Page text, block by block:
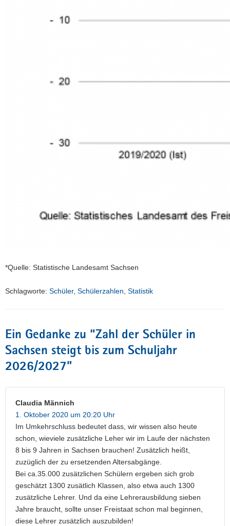
*Quelle: Statistische Landesamt Sachsen
Schlagworte: Schüler, Schülerzahlen Statistik
Ein Gedanke zu “Zahl der Schüler in
Sachsen steigt bis zum Schuljahr
2026/2027”
Claudia Männich
1. Oktober 2020 um 20:20 Uhr
Im Umkehrschluss bedeutet dass, wir wissen also heute
schon, wieviele zusätzliche Leher wir im Laufe der nächsten
8 bis 9 Jahren in Sachsen brauchen! Zusätzlich heißt,
zuzüglich der zu ersetzenden Altersabgänge.
Bei ca.35.000 zusätzlichen Schülern ergeben sich grob
geschätzt 1300 zusätlich Klassen, also etwa auch 1300
zusätzliche Lehrer. Und da eine Lehrerausbildung sieben
Jahre braucht, sollte unser Freistaat schon mal beginnen,
diese Lehrer zusätzlich auszubilden!